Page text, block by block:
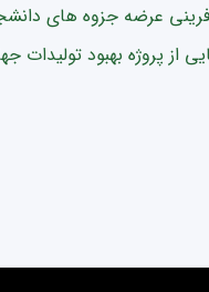
عرضه جزوه های
از پروژه بهبود تولیدات